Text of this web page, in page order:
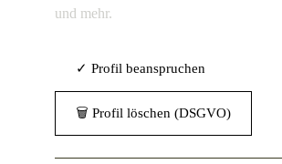
und mehr.
✓ Profil beanspruchen
🗑 Profil löschen (DSGVO)